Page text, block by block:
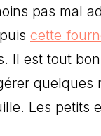
pas mal
cette
Il est tout
quelques
Les petits